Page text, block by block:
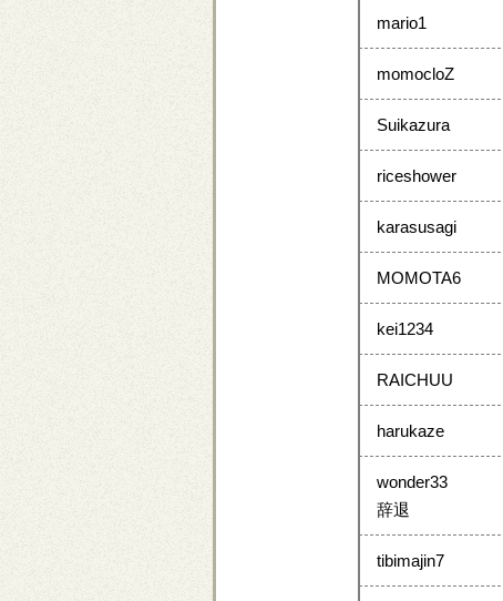
mario1
momocloZ
Suikazura
riceshower
karasusagi
MOMOTA6
kei1234
RAICHUU
harukaze
wonder33
辞退
tibimajin7